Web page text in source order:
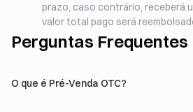
prazo, caso contrário, receberá
valor total pago será
Perguntas Frequentes
O que é Pré-Venda OTC?